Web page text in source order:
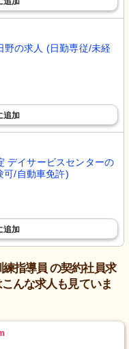
野の求人 (日勤専従/未経
追加
デイサービスセンターの
可/自動車免許)
追加
指導員 の契約社員求
んな求人も見ていま